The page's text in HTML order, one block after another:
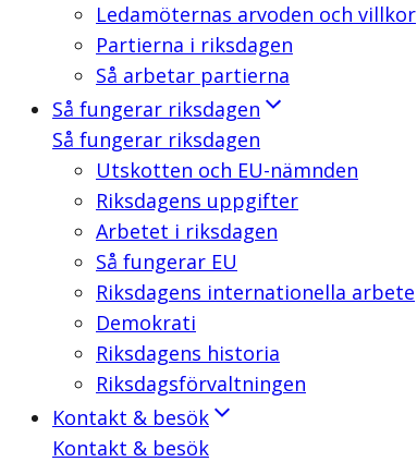
Ledamöternas arvoden och villkor
Partierna i riksdagen
Så arbetar partierna
Så fungerar riksdagen
Så fungerar riksdagen
Utskotten och EU-nämnden
Riksdagens uppgifter
Arbetet i riksdagen
Så fungerar EU
Riksdagens internationella arbete
Demokrati
Riksdagens historia
Riksdagsförvaltningen
Kontakt & besök
Kontakt & besök